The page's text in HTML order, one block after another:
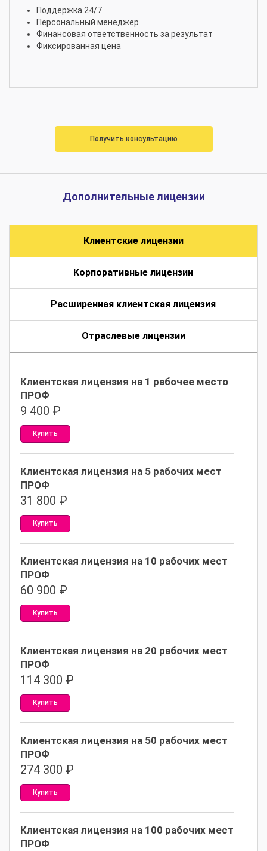
Поддержка 24/7
Персональный менеджер
Финансовая ответственность за результат
Фиксированная цена
Получить консультацию
Дополнительные лицензии
Клиентские лицензии
Корпоративные лицензии
Расширенная клиентская лицензия
Отраслевые лицензии
Клиентская лицензия на 1 рабочее место
ПРОФ
9 400 ₽
Купить
Клиентская лицензия на 5 рабочих мест
ПРОФ
31 800 ₽
Купить
Клиентская лицензия на 10 рабочих мест
ПРОФ
60 900 ₽
Купить
Клиентская лицензия на 20 рабочих мест
ПРОФ
114 300 ₽
Купить
Клиентская лицензия на 50 рабочих мест
ПРОФ
274 300 ₽
Купить
Клиентская лицензия на 100 рабочих мест
ПРОФ